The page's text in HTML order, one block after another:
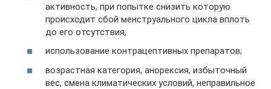
активность, при попытке снизить которую
происходит сбой менструального цикла вплоть
до его отсутствия;
использование контрацептивных препаратов;
возрастная категория, анорексия, избыточный
вес, смена климатических условий, неправильное